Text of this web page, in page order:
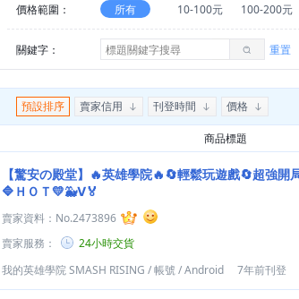
價格範圍： 所有 10-100元 100-200元
關鍵字： 重置
預設排序 賣家信用 刊登時間 價格
商品標題
【驚安の殿堂】🔥英雄學院🔥🔄輕鬆玩遊戲🔄超強開
🔷ＨＯＴ💛🐳Ⅴ🏅
賣家資料： No.2473896
賣家服務：
24小時交貨
我的英雄學院 SMASH RISING /帳號/Android 7年前刊登